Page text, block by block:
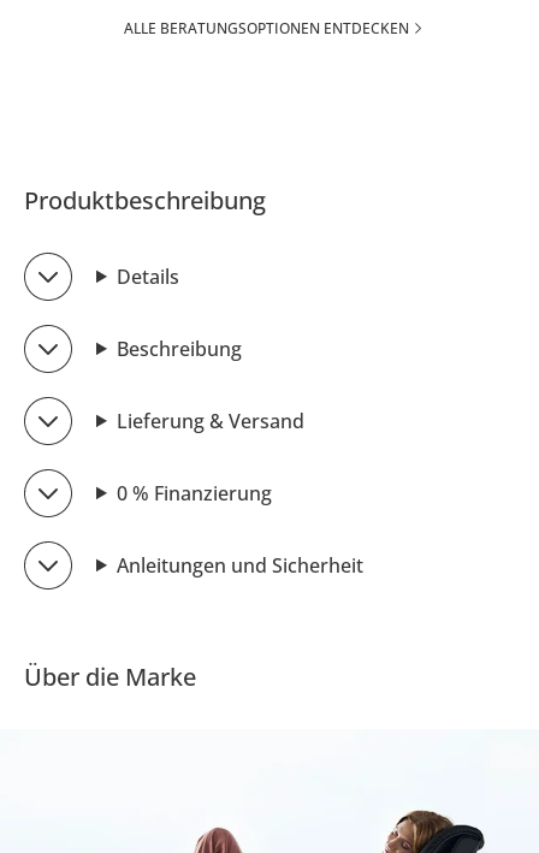
ALLE BERATUNGSOPTIONEN ENTDECKEN
Produktbeschreibung
Details
Beschreibung
Lieferung & Versand
0 % Finanzierung
Anleitungen und Sicherheit
Über die Marke